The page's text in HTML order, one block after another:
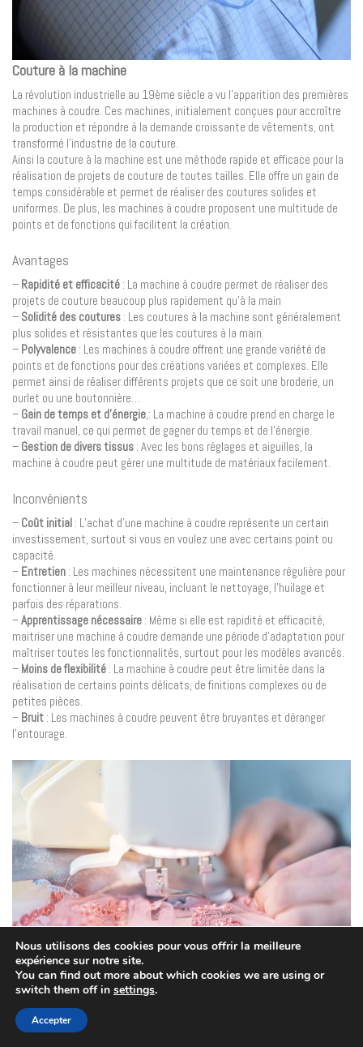
Couture à la machine
La révolution industrielle au 19ème siècle a vu l’apparition des premières
machines à coudre. Ces machines, initialement conçues pour accroître
la production et répondre à la demande croissante de vêtements, ont
transformé l’industrie de la couture.
Ainsi la couture à la machine est une méthode rapide et efficace pour la
réalisation de projets de couture de toutes tailles. Elle offre un gain de
temps considérable et permet de réaliser des coutures solides et
uniformes. De plus, les machines à coudre proposent une multitude de
points et de fonctions qui facilitent la création.
Avantages
– Rapidité et efficacité : La machine à coudre permet de réaliser des
projets de couture beaucoup plus rapidement qu’à la main
– Solidité des coutures : Les coutures à la machine sont généralement
plus solides et résistantes que les coutures à la main.
– Polyvalence : Les machines à coudre offrent une grande variété de
points et de fonctions pour des créations variées et complexes. Elle
permet ainsi de réaliser différents projets que ce soit une broderie, un
ourlet ou une boutonnière…
– Gain de temps et d’énergie,: La machine à coudre prend en charge le
travail manuel, ce qui permet de gagner du temps et de l’énergie.
– Gestion de divers tissus : Avec les bons réglages et aiguilles, la
machine à coudre peut gérer une multitude de matériaux facilement.
Inconvénients
– Coût initial : L’achat d’une machine à coudre représente un certain
investissement, surtout si vous en voulez une avec certains point ou
capacité.
– Entretien : Les machines nécessitent une maintenance régulière pour
fonctionner à leur meilleur niveau, incluant le nettoyage, l’huilage et
parfois des réparations.
–Apprentissage nécessaire : Même si elle est rapidité et efficacité,
maitriser une machine à coudre demande une période d’adaptation pour
maîtriser toutes les fonctionnalités, surtout pour les modèles avancés.
– Moins de flexibilité : La machine à coudre peut être limitée dans la
réalisation de certains points délicats, de finitions complexes ou de
petites pièces.
– Bruit : Les machines à coudre peuvent être bruyantes et déranger
l’entourage.
Choisir la méthode adaptée
Le choix entre la couture à la main et la couture à la machine dépend de
plusieurs facteurs, soit :
Nous utilisons des cookies pour vous offrir la meilleure
expérience sur notre site.
You can find out more about which cookies we are using or
switch them off in settings.
Accepter